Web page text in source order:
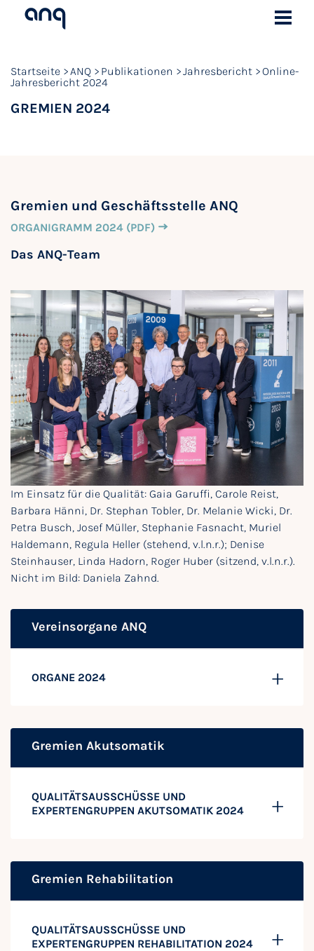
Startseite ANQ Publikationen Jahresbericht
Online-
Jahresbericht 2024
GREMIEN 2024
Gremien und Geschäftsstelle ANQ
ORGANIGRAMM 2024 (PDF)
Das ANQ-Team
Im Einsatz für die Qualität: Gaia Garuffi, Carole Reist,
Barbara Hänni, Dr. Stephan Tobler, Dr. Melanie Wicki, Dr.
Petra Busch, Josef Müller, Stephanie Fasnacht, Muriel
Haldemann, Regula Heller (stehend, v.l.n.r.); Denise
Steinhauser, Linda Hadorn, Roger Huber (sitzend, v.l.n.r.).
Nicht im Bild: Daniela Zahnd.
Vereinsorgane ANQ
ORGANE 2024
Gremien Akutsomatik
QUALITÄTSAUSSCHÜSSE UND
EXPERTENGRUPPEN AKUTSOMATIK 2024
Gremien Rehabilitation
QUALITÄTSAUSSCHÜSSE UND
EXPERTENGRUPPEN REHABILITATION 2024